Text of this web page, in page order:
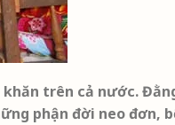
khăn trên cả nước.
phận đời neo đơn,